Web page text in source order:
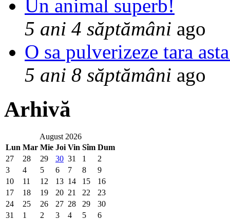
Un animal superb!
5 ani 4 săptămâni ago
O sa pulverizeze tara
5 ani 8 săptămâni ago
Arhivă
August 2026
Lun Mar Mie Joi Vin Sîm Dum
27
28 29 30 31 1
2
3
4 5 6 7 8
9
10
11 12 13 14 15
16
17
18 19 20 21 22
23
24
25 26 27 28 29
30
31
1 2 3 4 5 6